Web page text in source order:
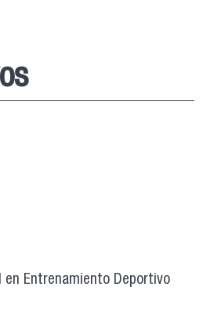
en Entrenamiento Deportivo